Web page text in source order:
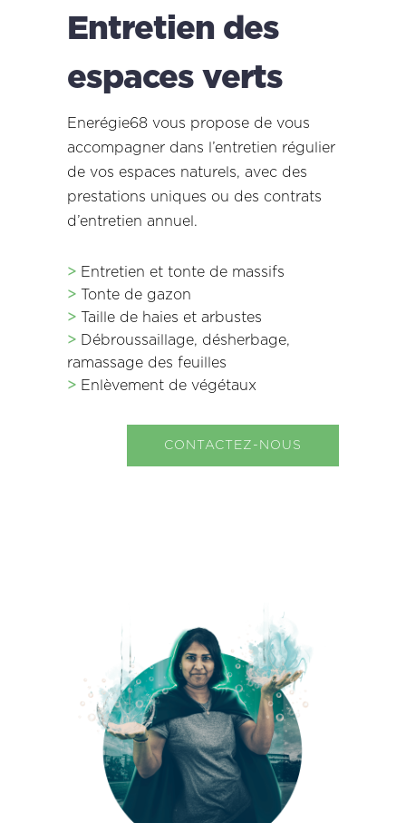
Entretien des
espaces verts
Enerégie68 vous propose de vous
accompagner dans l’entretien régulier
de vos espaces naturels, avec des
prestations uniques ou des contrats
d’entretien annuel.
> Entretien et tonte de massifs
> Tonte de gazon
> Taille de haies et arbustes
> Débroussaillage, désherbage,
ramassage des feuilles
> Enlèvement de végétaux
CONTACTEZ-NOUS